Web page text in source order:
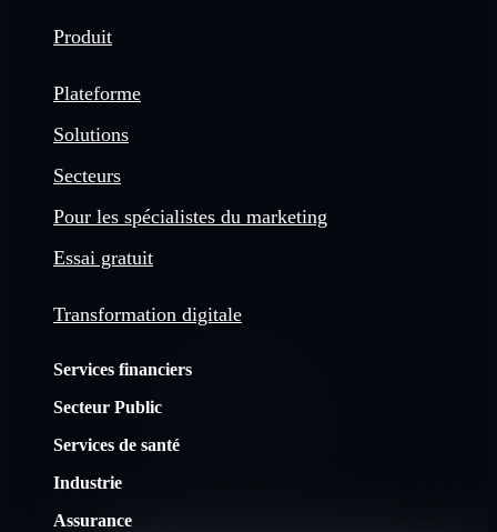
Produit
Plateforme
Solutions
Secteurs
Pour les spécialistes du marketing
Essai gratuit
Transformation digitale
Services financiers
Secteur Public
Services de santé
Industrie
Assurance